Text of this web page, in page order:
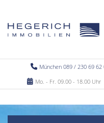
München 089 / 230 69
Mo. - Fr. 09.00 - 18.00 Uhr